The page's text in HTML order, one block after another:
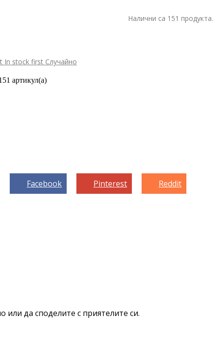
Налични са 151 продукта.
In stock first Случайно
артикул(а)
Facebook Pinterest Reddit
или да споделите с приятелите си.